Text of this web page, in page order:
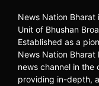
News Nation Bharat
Unit of Bhushan
Established as a
News Nation
news channel in the
providing in-depth,